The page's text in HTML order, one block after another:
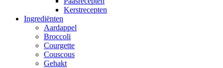
Kerstrecepten
Ingrediënten
Aardappel
Broccoli
Courgette
Couscous
Gehakt